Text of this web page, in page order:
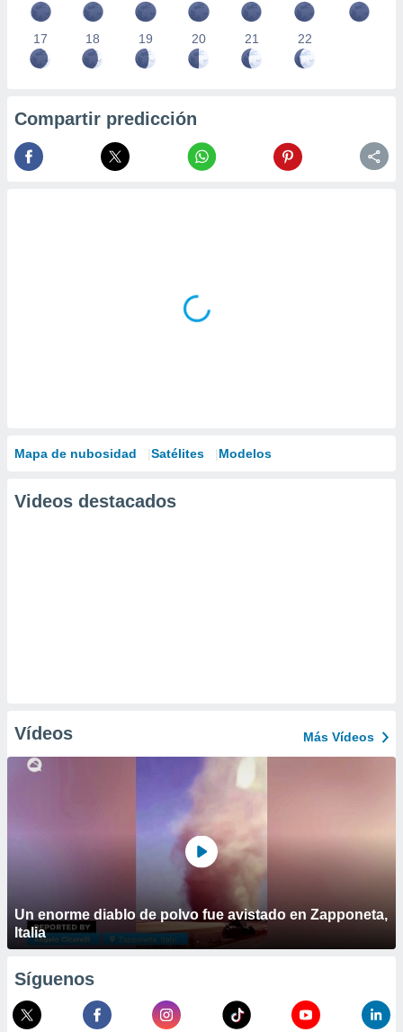
17 18 19 20 21 22
Compartir predicción
Mapa de nubosidad Satélites Modelos
Videos destacados
Vídeos Más Vídeos
Un enorme diablo de polvo fue avistado en Zapponeta,
Italia
Síguenos